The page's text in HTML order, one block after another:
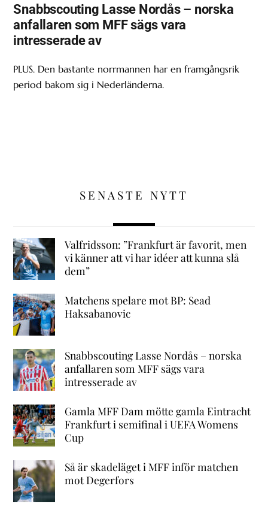
Snabbscouting Lasse Nordås – norska
anfallaren som MFF sägs vara
intresserade av
PLUS. Den bastante norrmannen har en framgångsrik
period bakom sig i Nederländerna.
SENASTE NYTT
Valfridsson: ”Frankfurt är favorit, men
vi känner att vi har idéer att kunna slå
dem”
Matchens spelare mot BP: Sead
Haksabanovic
Snabbscouting Lasse Nordås – norska
anfallaren som MFF sägs vara
intresserade av
Gamla MFF Dam mötte gamla Eintracht
Frankfurt i semifinal i UEFA Womens
Cup
Så är skadeläget i MFF inför matchen
mot Degerfors